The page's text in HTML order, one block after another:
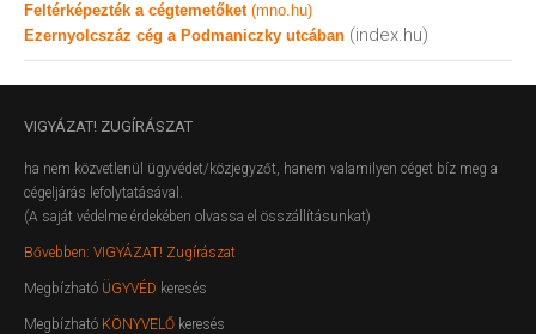
Feltérképezték a cégtemetőket (mno.hu)
Ezernyolcszáz cég a Podmaniczky utcában (index.hu)
VIGYÁZAT! ZUGÍRÁSZAT
ha nem közvetlenül ügyvédet/közjegyzőt, hanem valamilyen céget bíz meg a
cégeljárás lefolytatásával.
(A saját védelme érdekében olvassa el összállításunkat)
Bővebben: VIGYÁZAT! Zugírászat
Megbízható ÜGYVÉD keresés
Megbízható KÖNYVELŐ keresés